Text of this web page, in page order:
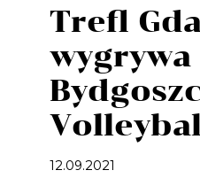
Trefl
wygrywa
12.09.2021